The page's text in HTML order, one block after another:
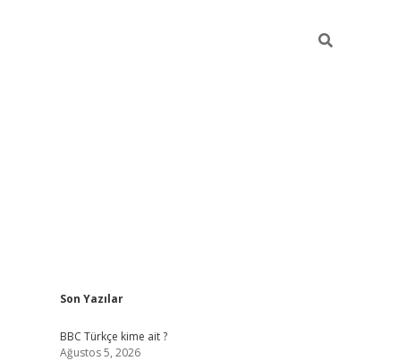
Sidebar
Son Yazılar
BBC Türkçe kime ait ?
Ağustos 5, 2026